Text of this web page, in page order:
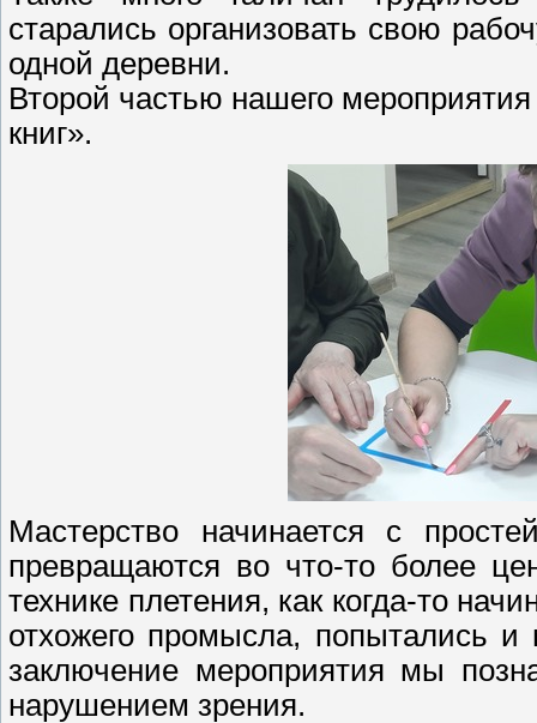
старались организовать свою
одной деревни.
Второй частью нашего
книг».
Мастерство начинается с
превращаются во что-то более
технике плетения, как когда-то
отхожего промысла, попытались и
заключение мероприятия мы
нарушением зрения.